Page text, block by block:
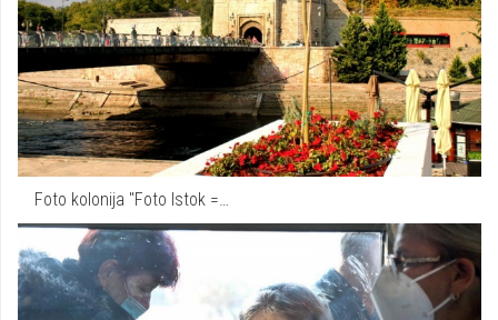
Foto kolonija "Foto Istok =…